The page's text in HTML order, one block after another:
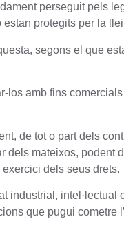
perseguit pels
protegits per la
segons el que
los amb fins
de tot o part dels
mateixos, podent
dels seus drets.
industrial, intel·lectual
que pugui cometre